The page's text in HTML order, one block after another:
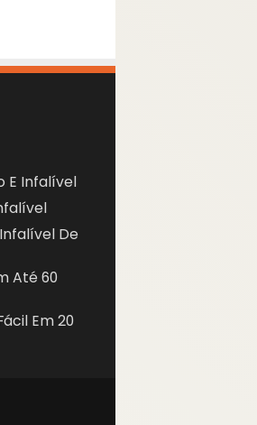
E Infalível
De
Até 60
Em 20